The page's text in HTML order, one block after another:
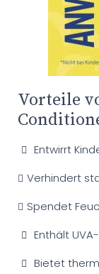
Vorteile
Entwirrt
Verhindert
Spendet
Enthält
Bietet